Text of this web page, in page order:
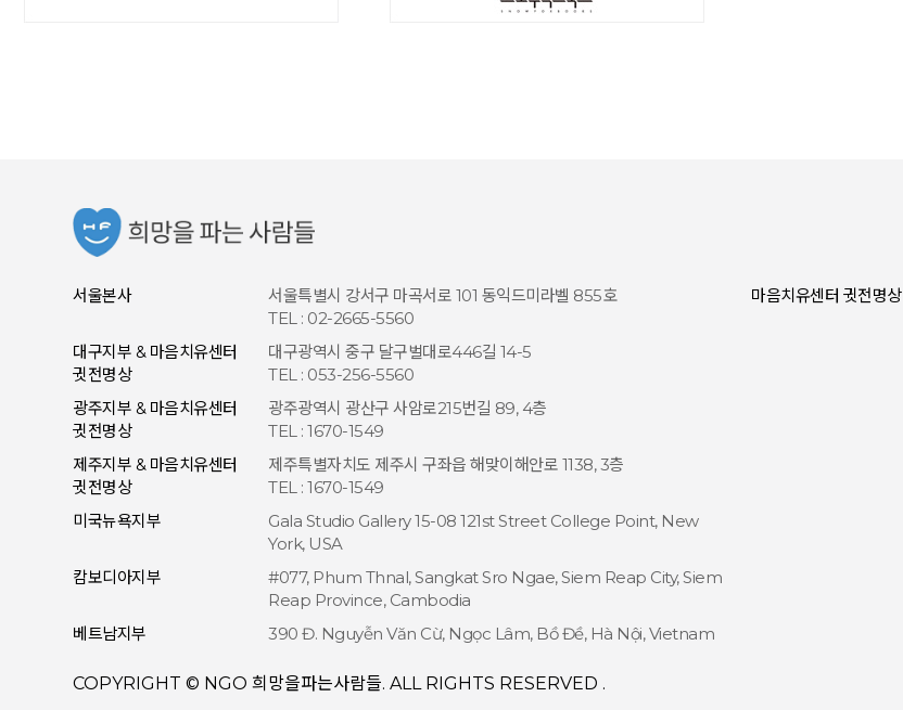
서울본사
서울특별시 강서구 마곡서로 101 동익드미라벨 855호
TEL : 02-2665-5560
대구지부 & 마음치유센터
귓전명상
대구광역시 중구 달구벌대로446길 14-5
TEL : 053-256-5560
광주지부 & 마음치유센터
귓전명상
광주광역시 광산구 사암로215번길 89, 4층
TEL : 1670-1549
제주지부 & 마음치유센터
귓전명상
제주특별자치도 제주시 구좌읍 해맞이해안로 1138, 3층
TEL : 1670-1549
미국뉴욕지부
Gala Studio Gallery 15-08 121st Street College Point, New
York, USA
캄보디아지부
#077, Phum Thnal, Sangkat Sro Ngae, Siem Reap City, Siem
Reap Province, Cambodia
베트남지부
390 Đ. Nguyễn Văn Cừ, Ngọc Lâm, Bồ Đề, Hà Nội, Vietnam
마음치유센터 귓전명상
COPYRIGHT © NGO 희망을파는사람들. ALL RIGHTS RESERVED .